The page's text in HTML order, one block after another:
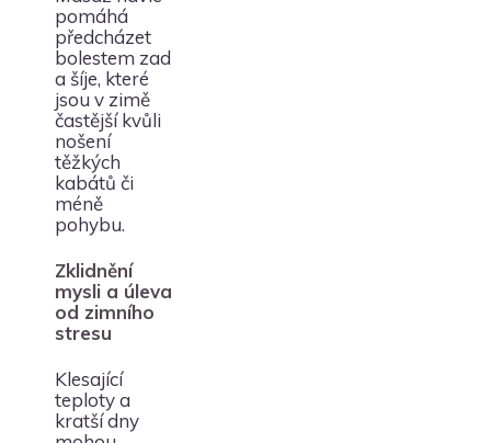
pomáhá
předcházet
bolestem zad
a šíje, které
jsou v zimě
častější kvůli
nošení
těžkých
kabátů či
méně
pohybu.
Zklidnění
mysli a úleva
od zimního
stresu
Klesající
teploty a
kratší dny